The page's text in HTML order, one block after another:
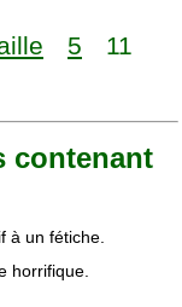
5
11
contenant
à un fétiche.
horrifique.